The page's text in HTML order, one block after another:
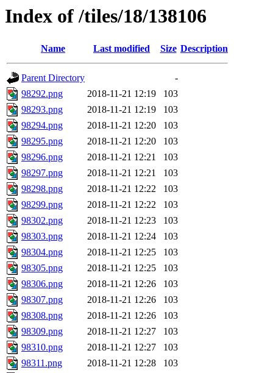
Index of /tiles/18/138106
Name Last modified Size Description
Parent Directory
-
98292.png
2018-11-21 12:19
103
98293.png
2018-11-21 12:19
103
98294.png
2018-11-21 12:20
103
98295.png
2018-11-21 12:20
103
98296.png
2018-11-21 12:21
103
98297.png
2018-11-21 12:21
103
98298.png
2018-11-21 12:22
103
98299.png
2018-11-21 12:22
103
98302.png
2018-11-21 12:23
103
98303.png
2018-11-21 12:24
103
98304.png
2018-11-21 12:25
103
98305.png
2018-11-21 12:25
103
98306.png
2018-11-21 12:26
103
98307.png
2018-11-21 12:26
103
98308.png
2018-11-21 12:26
103
98309.png
2018-11-21 12:27
103
98310.png
2018-11-21 12:27
103
98311.png
2018-11-21 12:28
103